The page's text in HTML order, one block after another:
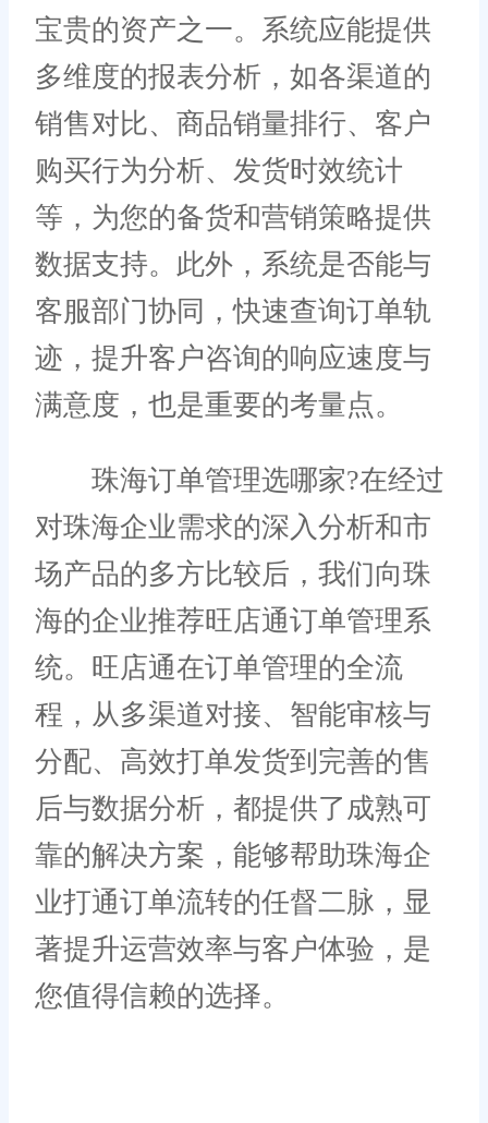
宝贵的资产之一。系统应能提供
多维度的报表分析，如各渠道的
销售对比、商品销量排行、客户
购买行为分析、发货时效统计
等，为您的备货和营销策略提供
数据支持。此外，系统是否能与
客服部门协同，快速查询订单轨
迹，提升客户咨询的响应速度与
满意度，也是重要的考量点。
珠海订单管理选哪家?在经过
对珠海企业需求的深入分析和市
场产品的多方比较后，我们向珠
海的企业推荐旺店通订单管理系
统。旺店通在订单管理的全流
程，从多渠道对接、智能审核与
分配、高效打单发货到完善的售
后与数据分析，都提供了成熟可
靠的解决方案，能够帮助珠海企
业打通订单流转的任督二脉，显
著提升运营效率与客户体验，是
您值得信赖的选择。